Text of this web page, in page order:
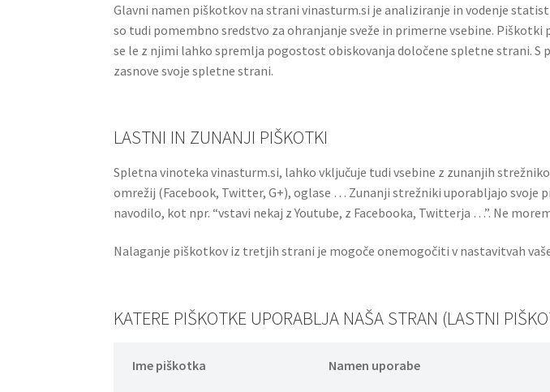
Glavni namen piškotkov na strani vinasturm.si je analiziranje in vodenje
so tudi pomembno sredstvo za ohranjanje sveže in primerne vsebine.
se le z njimi lahko spremlja pogostost obiskovanja določene spletne strani.
zasnove svoje spletne strani.
LASTNI IN ZUNANJI PIŠKOTKI
Spletna vinoteka vinasturm.si, lahko vključuje tudi vsebine z zunanjih
omrežij (Facebook, Twitter, G+), oglase … Zunanji strežniki uporabljajo
navodilo, kot npr. “vstavi nekaj z Youtube, z Facebooka, Twitterja …”. Ne
Nalaganje piškotkov iz tretjih strani je mogoče onemogočiti v nastavitvah
KATERE PIŠKOTKE UPORABLJA NAŠA STRAN (LASTNI
Ime piškotka Namen uporabe